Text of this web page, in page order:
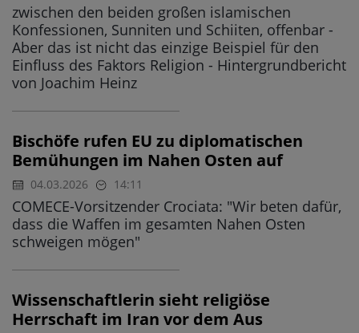
zwischen den beiden großen islamischen
Konfessionen, Sunniten und Schiiten, offenbar -
Aber das ist nicht das einzige Beispiel für den
Einfluss des Faktors Religion - Hintergrundbericht
von Joachim Heinz
Bischöfe rufen EU zu diplomatischen
Bemühungen im Nahen Osten auf
04.03.2026 14:11
COMECE-Vorsitzender Crociata: "Wir beten dafür,
dass die Waffen im gesamten Nahen Osten
schweigen mögen"
Wissenschaftlerin sieht religiöse
Herrschaft im Iran vor dem Aus